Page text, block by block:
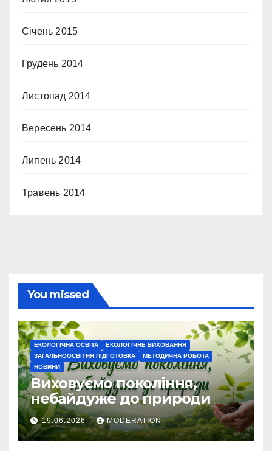
Січень 2015
Грудень 2014
Листопад 2014
Вересень 2014
Липень 2014
Травень 2014
You missed
ЕКОЛОГІЧНА ОСВІТА
ЕКОЛОГІЧНЕ ВИХОВАННЯ
ЗАГАЛЬНООСВІТНЯ ПІДГОТОВКА
МЕТОДИЧНА РОБОТА
НОВИНИ
Виховуємо покоління,
небайдуже до природи
19.06.2026 MODERATION